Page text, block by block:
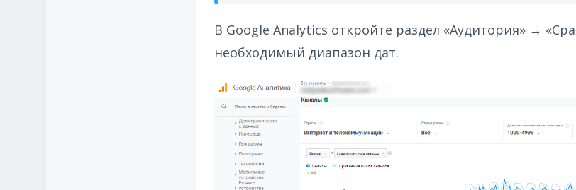
В Google Analytics откройте раздел «Аудитория» →
необходимый диапазон дат.